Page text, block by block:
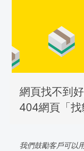
網頁找不到
404網頁「
我們鼓勵客戶可以